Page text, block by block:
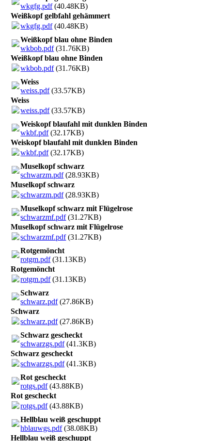
wkgfg.pdf(40.48KB)
Weißkopf gelbfahl gehämmert
wkgfg.pdf(40.48KB)
Weißkopf blau ohne Binden
wkbob.pdf(31.76KB)
Weißkopf blau ohne Binden
wkbob.pdf(31.76KB)
Weiss
weiss.pdf(33.57KB)
Weiss
weiss.pdf(33.57KB)
Weiskopf blaufahl mit dunklen Binden
wkbf.pdf(32.17KB)
Weiskopf blaufahl mit dunklen Binden
wkbf.pdf(32.17KB)
Muselkopf schwarz
schwarzm.pdf(28.93KB)
Muselkopf schwarz
schwarzm.pdf(28.93KB)
Muselkopf schwarz mit Flügelrose
schwarzmf.pdf(31.27KB)
Muselkopf schwarz mit Flügelrose
schwarzmf.pdf(31.27KB)
Rotgemöncht
rotgm.pdf(31.13KB)
Rotgemöncht
rotgm.pdf(31.13KB)
Schwarz
schwarz.pdf(27.86KB)
Schwarz
schwarz.pdf(27.86KB)
Schwarz gescheckt
schwarzgs.pdf(41.3KB)
Schwarz gescheckt
schwarzgs.pdf(41.3KB)
Rot gescheckt
rotgs.pdf(43.88KB)
Rot gescheckt
rotgs.pdf(43.88KB)
Hellblau weiß geschuppt
hblauwgs.pdf(38.08KB)
Hellblau weiß geschuppt